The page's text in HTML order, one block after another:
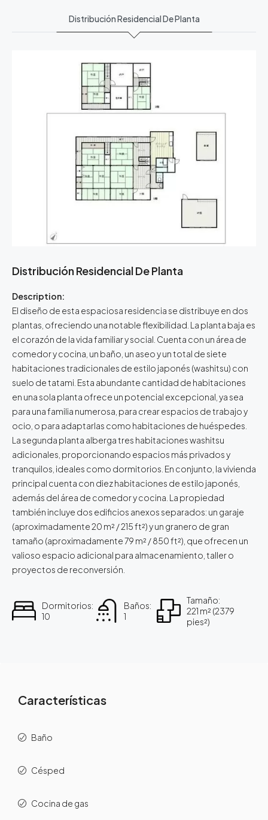
Distribución Residencial De Planta
Distribución Residencial De Planta
Description:
El diseño de esta espaciosa residencia se distribuye en dos
plantas, ofreciendo una notable flexibilidad. La planta baja es
el corazón de la vida familiar y social. Cuenta con un área de
comedor y cocina, un baño, un aseo y un total de siete
habitaciones tradicionales de estilo japonés (washitsu) con
suelo de tatami. Esta abundante cantidad de habitaciones
en una sola planta ofrece un potencial excepcional, ya sea
para una familia numerosa, para crear espacios de trabajo y
ocio, o para adaptarlas como habitaciones de huéspedes.
La segunda planta alberga tres habitaciones washitsu
adicionales, proporcionando espacios más privados y
tranquilos, ideales como dormitorios. En conjunto, la vivienda
principal cuenta con diez habitaciones de estilo japonés,
además del área de comedor y cocina. La propiedad
también incluye dos edificios anexos separados: un garaje
(aproximadamente 20 m² / 215 ft²) y un granero de gran
tamaño (aproximadamente 79 m² / 850 ft²), que ofrecen un
valioso espacio adicional para almacenamiento, taller o
proyectos de reconversión.
Dormitorios:
10
Baños:
1
Tamaño:
221 m² (2379
pies²)
Características
Baño
Césped
Cocina de gas